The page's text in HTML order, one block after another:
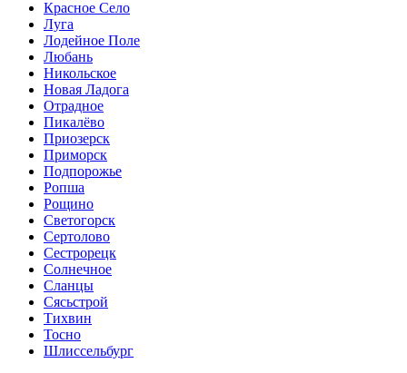
Красное Село
Луга
Лодейное Поле
Любань
Никольское
Новая Ладога
Отрадное
Пикалёво
Приозерск
Приморск
Подпорожье
Ропша
Рощино
Светогорск
Сертолово
Сестрорецк
Солнечное
Сланцы
Сясьстрой
Тихвин
Тосно
Шлиссельбург